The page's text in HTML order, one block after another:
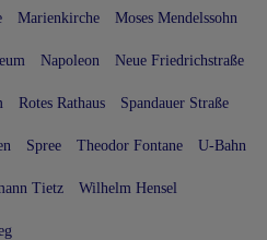
Marienkirche Moses Mendelssohn
Napoleon Neue Friedrichstraße
Rotes Rathaus Spandauer Straße
Spree Theodor Fontane U-Bahn
Tietz Wilhelm Hensel